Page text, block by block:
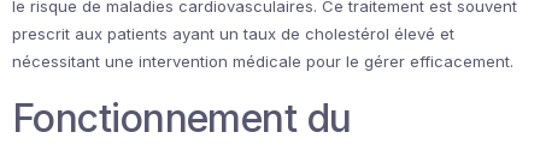
le risque de maladies cardiovasculaires. Ce traitement est souvent
prescrit aux patients ayant un taux de cholestérol élevé et
nécessitant une intervention médicale pour le gérer efficacement.
Fonctionnement du